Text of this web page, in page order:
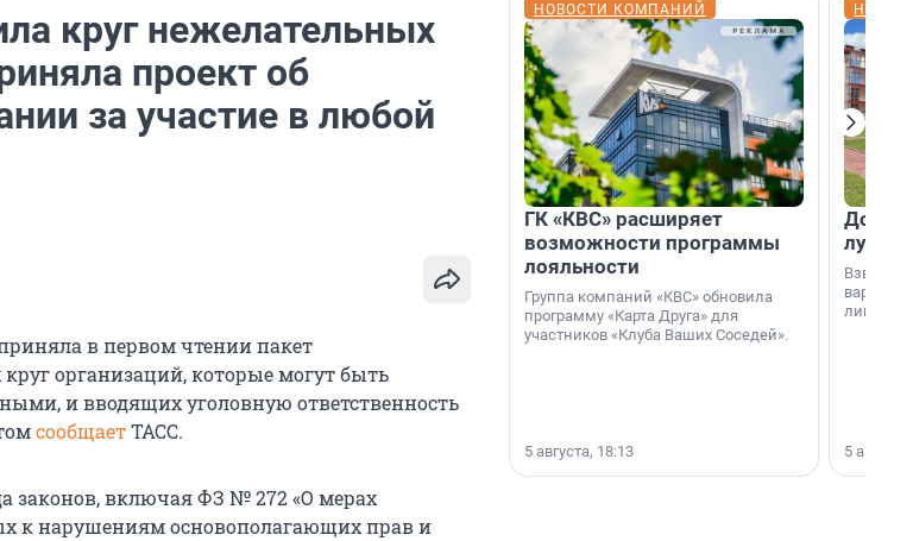
круг нежелательных
проект об
за участие в любой
в первом чтении пакет
организаций, которые могут быть
и вводящих уголовную ответственность
сообщаетТАСС.
законов, включая ФЗ № 272 «О мерах
к нарушениям основополагающих прав и
НОВОСТИ КОМПАНИЙ
ГК «КВС» расширяет
возможности программы
лояльности
Группа компаний «КВС» обновила
программу «Карта Друга» для
участников «Клуба Ваших Соседей».
5 августа, 18:13
Дом
лучше
лишнего
5